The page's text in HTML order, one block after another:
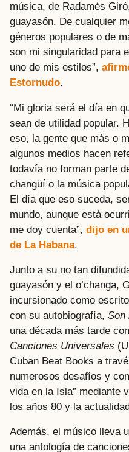
música, de Radamés
guayasón. De cualquier
géneros populares o de
son mi singularidad para
uno de mis estilos”,
Estornudo.
“Mi gloria será el día en
sean de utilidad popular.
eso, la gente que más o
algunos medios hacen
todavía no forman parte
changüí o la música
El día que eso suceda,
mundo, aunque está
me doy cuenta”, dijo en
de La Habana.
Junto a su no tan
guayasón y el o’changa,
incursionado como
con su autobiografía, Son
una década más tarde
Canciones Universales
Cuban Beat Books a
numerosos desafíos y
vida en la Isla” mediante
los años 80 y la
Además, el músico lleva
una antología de